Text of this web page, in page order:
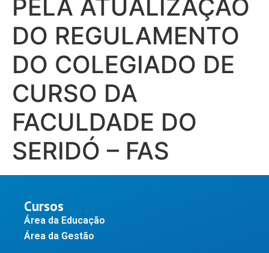
PELA ATUALIZAÇÃO
DO REGULAMENTO
DO COLEGIADO DE
CURSO DA
FACULDADE DO
SERIDÓ – FAS
Cursos
Área da Educação
Área da Gestão